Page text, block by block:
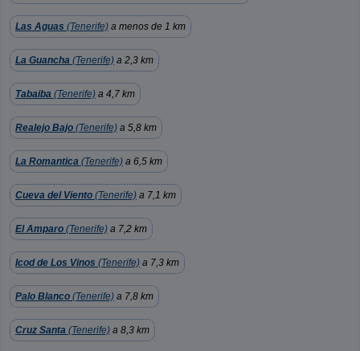
Las Aguas (Tenerife) a menos de 1 km
La Guancha (Tenerife) a 2,3 km
Tabaiba (Tenerife) a 4,7 km
Realejo Bajo (Tenerife) a 5,8 km
La Romantica (Tenerife) a 6,5 km
Cueva del Viento (Tenerife) a 7,1 km
El Amparo (Tenerife) a 7,2 km
Icod de Los Vinos (Tenerife) a 7,3 km
Palo Blanco (Tenerife) a 7,8 km
Cruz Santa (Tenerife) a 8,3 km